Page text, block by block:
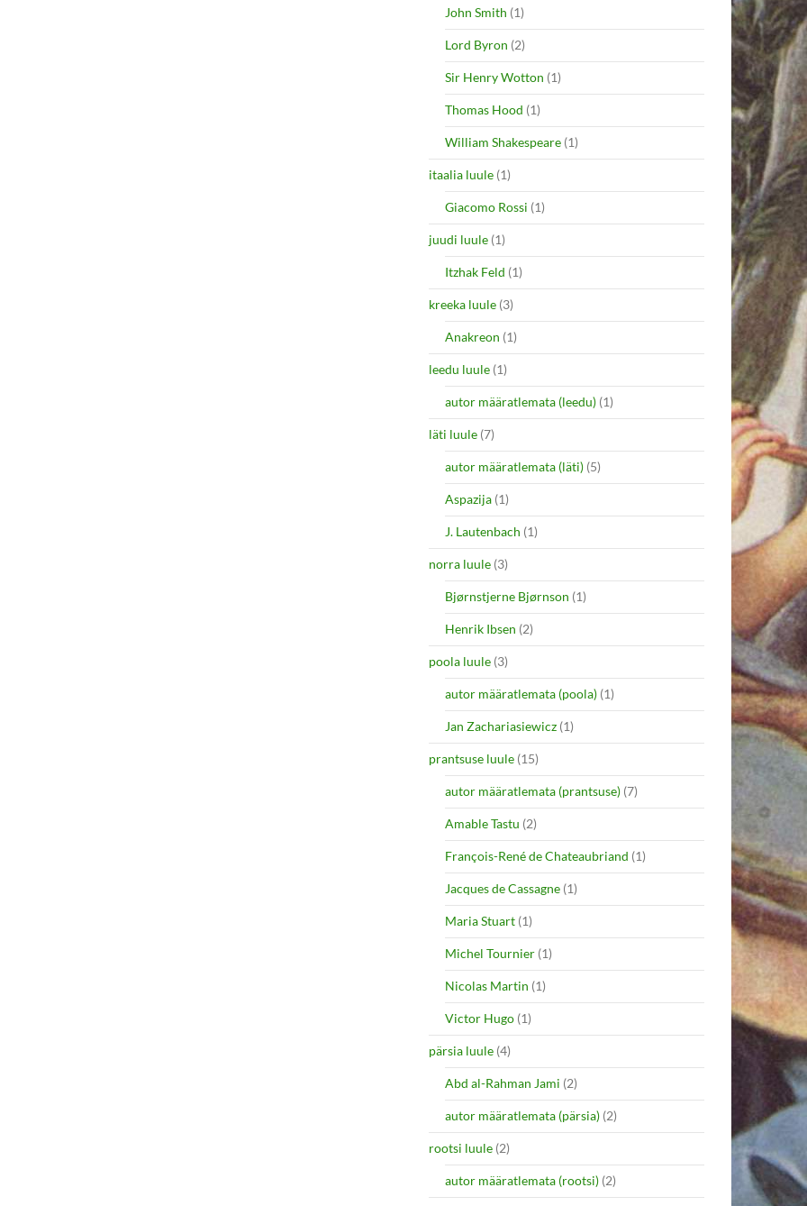
John Smith (1)
Lord Byron (2)
Sir Henry Wotton (1)
Thomas Hood (1)
William Shakespeare (1)
itaalia luule (1)
Giacomo Rossi (1)
juudi luule (1)
Itzhak Feld (1)
kreeka luule (3)
Anakreon (1)
leedu luule (1)
autor määratlemata (leedu) (1)
läti luule (7)
autor määratlemata (läti) (5)
Aspazija (1)
J. Lautenbach (1)
norra luule (3)
Bjørnstjerne Bjørnson (1)
Henrik Ibsen (2)
poola luule (3)
autor määratlemata (poola) (1)
Jan Zachariasiewicz (1)
prantsuse luule (15)
autor määratlemata (prantsuse) (7)
Amable Tastu (2)
François-René de Chateaubriand (1)
Jacques de Cassagne (1)
Maria Stuart (1)
Michel Tournier (1)
Nicolas Martin (1)
Victor Hugo (1)
pärsia luule (4)
Abd al-Rahman Jami (2)
autor määratlemata (pärsia) (2)
rootsi luule (2)
autor määratlemata (rootsi) (2)